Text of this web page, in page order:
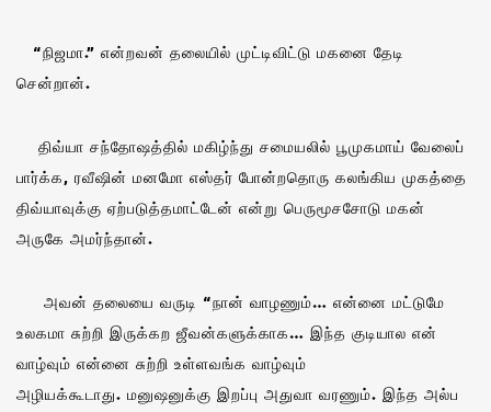
“நிஜமா.” என்றவன் தலையில் முட்டிவிட்டு மகனை தேடி
சென்றான்.
திவ்யா சந்தோஷத்தில் மகிழ்ந்து சமையலில் பூமுகமாய் வேலைப்
பார்க்க, ரவீஷின் மனமோ எஸ்தர் போன்றதொரு கலங்கிய முகத்தை
திவ்யாவுக்கு ஏற்படுத்தமாட்டேன் என்று பெருமூசசோடு மகன்
அருகே அமர்ந்தான்.
அவன் தலையை வருடி “நான் வாழணும்… என்னை மட்டுமே
உலகமா சுற்றி இருக்கற ஜீவன்களுக்காக… இந்த குடியால என்
வாழ்வும் என்னை சுற்றி உள்ளவங்க வாழ்வும்
அழியக்கூடாது. மனுஷனுக்கு இறப்பு அதுவா வரணும். இந்த அல்ப